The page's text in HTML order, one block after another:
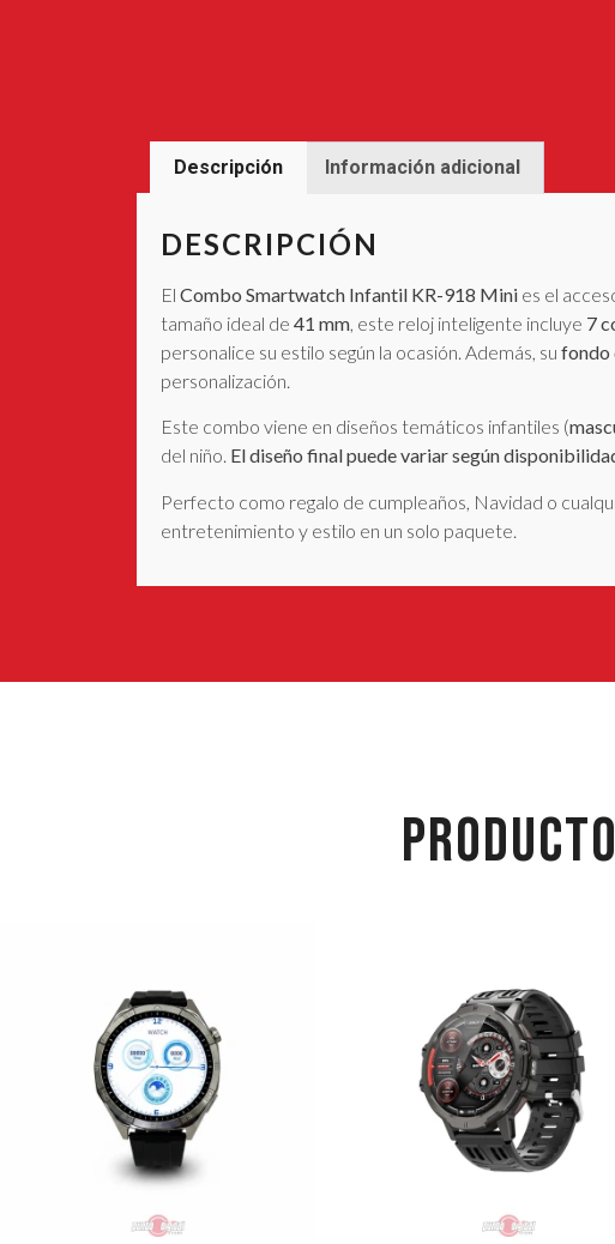
Descripción Información adicional
DESCRIPCIÓN
El Combo Smartwatch Infantil KR-918 Mini es el
tamaño ideal de 41 mm, este reloj inteligente incluye 7
personalice su estilo según la ocasión. Además, su fondo
personalización.
Este combo viene en diseños temáticos infantiles (
del niño. El diseño final puede variar según
Perfecto como regalo de cumpleaños, Navidad o
entretenimiento y estilo en un solo paquete.